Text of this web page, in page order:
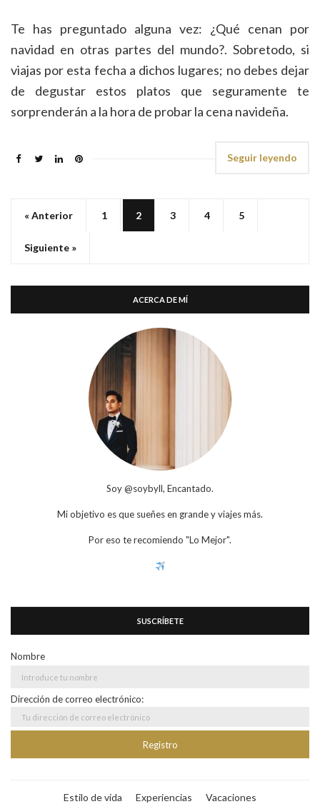
Te has preguntado alguna vez: ¿Qué cenan por
navidad en otras partes del mundo?. Sobretodo, si
viajas por esta fecha a dichos lugares; no debes dejar
de degustar estos platos que seguramente te
sorprenderán a la hora de probar la cena navideña.
Seguir leyendo
« Anterior 1 2 3 4 5
Siguiente »
ACERCA DE MÍ
Soy @soybyll, Encantado.
Mi objetivo es que sueñes en grande y viajes más.
Por eso te recomiendo "Lo Mejor".
SUSCRÍBETE
Nombre
Dirección de correo electrónico:
Estilo de vida Experiencias Vacaciones